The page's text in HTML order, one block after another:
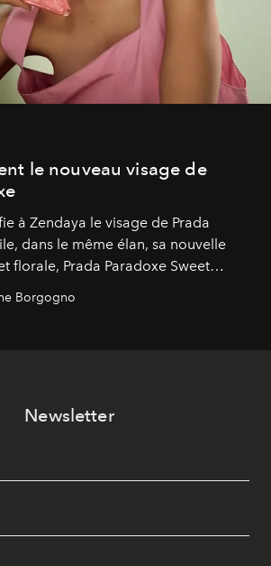
le nouveau visage de
à Zendaya le visage de Prada
dans le même élan, sa nouvelle
florale, Prada Paradoxe Sweet
Borgogno
Newsletter